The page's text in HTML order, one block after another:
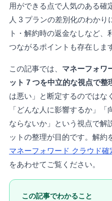
用ができる点で人気のある確
人 3 プランの差別化のわか
ト・解約時の返金なしなど、
つながるポイントも存在しま
この記事では、 マネーフォワ
ット 7 つを中立的な視点で整
は悪い」と断定するのではな
「どんな人に影響するか」
ならないか」という視点で解
ットの整理が目的です。解約
マネーフォワード クラウド
をあわせてご覧ください。
この記事でわかること